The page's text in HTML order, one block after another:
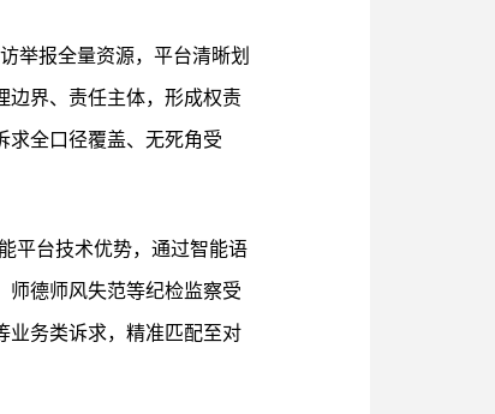
举报全量资源，平台清晰划
边界、责任主体，形成权责
求全口径覆盖、无死角受
平台技术优势，通过智能语
师德师风失范等纪检监察受
业务类诉求，精准匹配至对